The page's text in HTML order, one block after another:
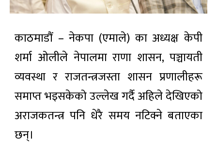
काठमाडौं – नेकपा (एमाले) का अध्यक्ष केपी
शर्मा ओलीले नेपालमा राणा शासन, पञ्चायती
व्यवस्था र राजतन्त्रजस्ता शासन प्रणालीहरू
समाप्त भइसकेको उल्लेख गर्दै अहिले देखिएको
अराजकतन्त्र पनि धेरै समय नटिक्ने बताएका
छन्।